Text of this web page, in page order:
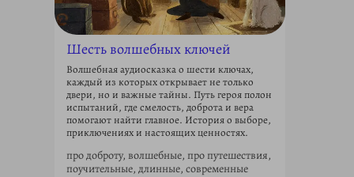
Шесть волшебных ключей
Волшебная аудиосказка о шести ключах,
каждый из которых открывает не только
двери, но и важные тайны. Путь героя полон
испытаний, где смелость, доброта и вера
помогают найти главное. История о выборе,
приключениях и настоящих ценностях.
про доброту, волшебные, про путешествия,
поучительные, длинные, современные